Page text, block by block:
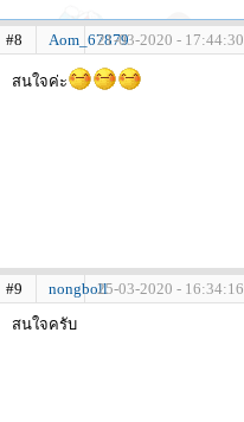
#8 Aom_6787921-03-2020 - 17:44:30
สนใจค่ะ
#9 nongboll25-03-2020 - 16:34:16
สนใจครับ